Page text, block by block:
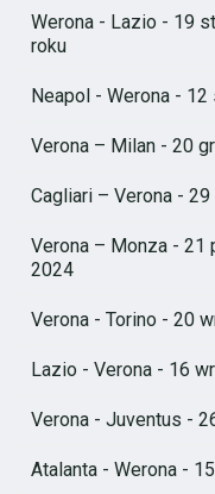
Werona - Lazio - 19
roku
Neapol - Werona -
Verona – Milan - 20
Cagliari – Verona -
Verona – Monza - 21
2024
Verona - Torino - 20
Lazio - Verona - 16
Verona - Juventus -
Atalanta - Werona -